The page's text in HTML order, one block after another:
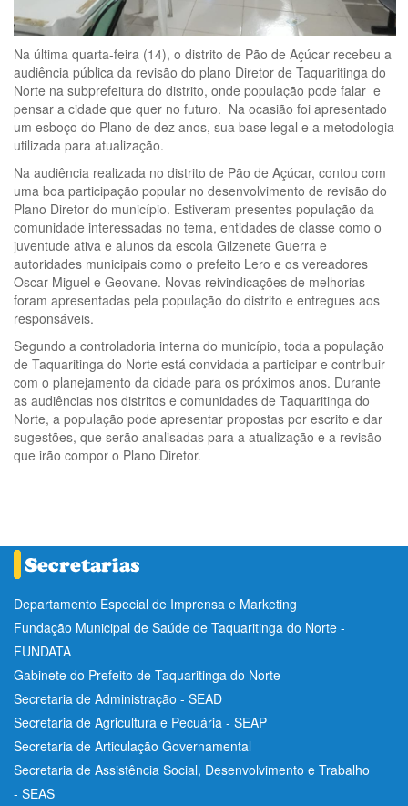
Na última quarta-feira (14), o distrito de Pão de Açúcar recebeu a
audiência pública da revisão do plano Diretor de Taquaritinga do
Norte na subprefeitura do distrito, onde população pode falar e
pensar a cidade que quer no futuro. Na ocasião foi apresentado
um esboço do Plano de dez anos, sua base legal e a metodologia
utilizada para atualização.
Na audiência realizada no distrito de Pão de Açúcar, contou com
uma boa participação popular no desenvolvimento de revisão do
Plano Diretor do município. Estiveram presentes população da
comunidade interessadas no tema, entidades de classe como o
juventude ativa e alunos da escola Gilzenete Guerra e
autoridades municipais como o prefeito Lero e os vereadores
Oscar Miguel e Geovane. Novas reivindicações de melhorias
foram apresentadas pela população do distrito e entregues aos
responsáveis.
Segundo a controladoria interna do município, toda a população
de Taquaritinga do Norte está convidada a participar e contribuir
com o planejamento da cidade para os próximos anos. Durante
as audiências nos distritos e comunidades de Taquaritinga do
Norte, a população pode apresentar propostas por escrito e dar
sugestões, que serão analisadas para a atualização e a revisão
que irão compor o Plano Diretor.
Departamento Especial de Imprensa e Marketing
Fundação Municipal de Saúde de Taquaritinga do Norte -
FUNDATA
Gabinete do Prefeito de Taquaritinga do Norte
Secretaria de Administração - SEAD
Secretaria de Agricultura e Pecuária - SEAP
Secretaria de Articulação Governamental
Secretaria de Assistência Social, Desenvolvimento e Trabalho
- SEAS